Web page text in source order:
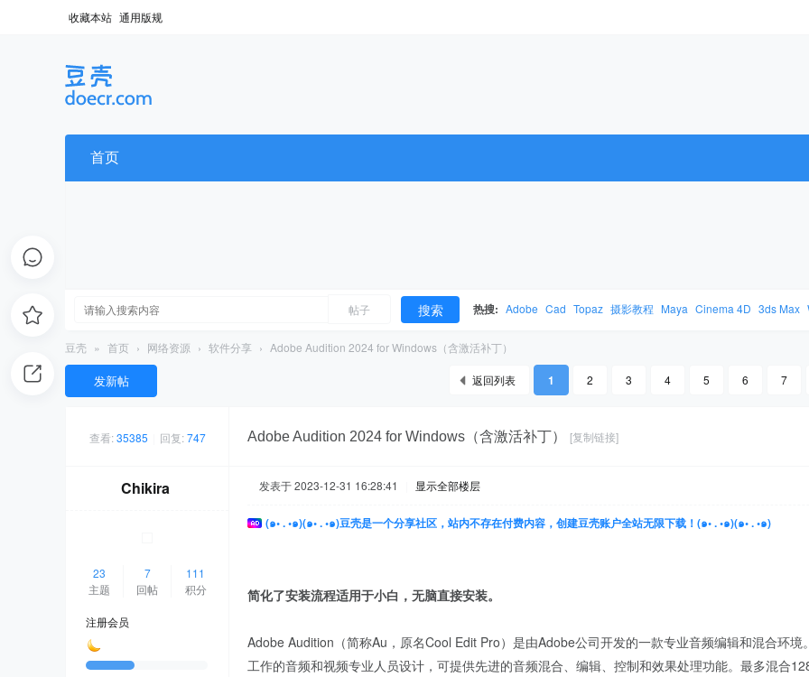
收藏本站 通用版规
首页
帖子 搜索 热搜: Adobe Cad Topaz 摄影教程 Maya Cinema 4D 3ds Max
豆壳 » 首页 › 网络资源 › 软件分享 › Adobe Audition 2024 for Windows（含激活补丁）
1 2 3 4 5 6 7
返回列表
发新帖
查看: 35385 回复: 747 Adobe Audition 2024 for Windows（含激活补丁） [复制链接]
Chikira
23
主题
7
回帖
111
积分
注册会员
发表于 2023-12-31 16:28:41 显示全部楼层
(๑• . •๑)(๑• . •๑)豆壳是一个分享社区，站内不存在付费内容，创建豆壳账户全站无限下载！(๑• . •๑)(๑• . •๑)
简化了安装流程适用于小白，无脑直接安装。
Adobe Audition（简称Au，原名Cool Edit Pro）是由Adobe公司开发的一款专业音频编辑和混合环
工作的音频和视频专业人员设计，可提供先进的音频混合、编辑、控制和效果处理功能。最多混合